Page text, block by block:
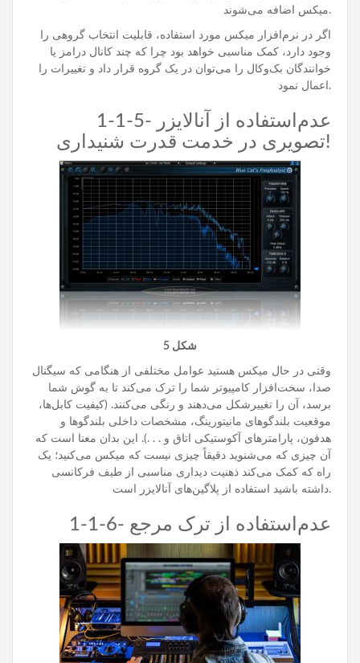
میکس اضافه می‌شوند.
اگر در نرم‌افزار میکس مورد استفاده، قابلیت انتخاب گروهی را
وجود دارد، کمک مناسبی خواهد بود چرا که چند کانال درامز یا
خوانندگان بک‌وکال را می‌توان در یک گروه قرار داد و تغییرات را
اعمال نمود.
1-1-5- عدم‌استفاده از آنالایزر
تصویری در خدمت قدرت شنیداری!
شکل 5
وقتی در حال میکس هستید عوامل مختلفی از هنگامی که سیگنال
صدا، سخت‌افزار کامپیوتر شما را ترک می‌کند تا به گوش شما
برسد، آن را تغییرشکل می‌دهند و رنگی می‌کنند. (کیفیت کابل‌ها،
موقعیت بلندگوهای مانیتورینگ، مشخصات داخلی بلندگوها و
هدفون، پارامترهای آکوستیکی اتاق و . . .). این بدان معنا است که
آن چیزی که می‌شنوید دقیقاً چیزی نیست که میکس می‌کنید؛ یک
راه که کمک می‌کند ذهنیت دیداری مناسبی از طیف فرکانسی
داشته باشید استفاده از پلاگین‌های آنالایزر است.
1-1-6- عدم‌استفاده از ترک مرجع